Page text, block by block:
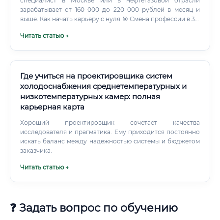
зарабатывает от 160 000 до 220 000 рублей в месяц и
выше. Как начать карьеру с нуля 🎯 Смена профессии в 35,
оправданная стратегия. Жизненный опыт, умение
Читать статью →
Где учиться на проектировщика систем
холодоснабжения среднетемпературных и
низкотемпературных камер: полная
карьерная карта
Хороший проектировщик сочетает качества
исследователя и прагматика. Ему приходится постоянно
искать баланс между надежностью системы и бюджетом
заказчика.
Читать статью →
❓ Задать вопрос по обучению